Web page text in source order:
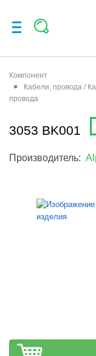
Компонент
Кабели, провода /
провода
3053 BK001
Производитель: